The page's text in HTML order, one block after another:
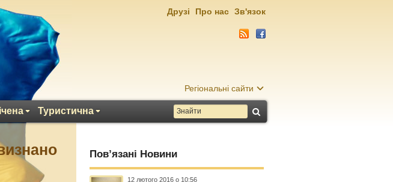
Регіональні сайти
Туристична
Друзі Про нас Зв'язок
Пов’язані Новини
12 лютого 2016 о 10:56